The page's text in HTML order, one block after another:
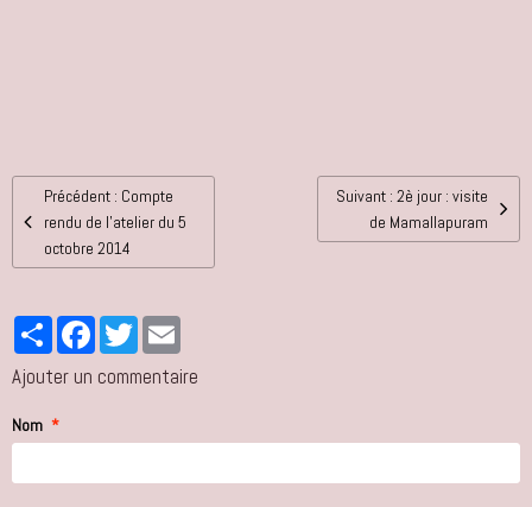
Précédent : Compte
rendu de l'atelier du 5
octobre 2014
Suivant : 2è jour : visite
de Mamallapuram
PartagerFacebookTwitter
Ajouter un commentaire
Nom